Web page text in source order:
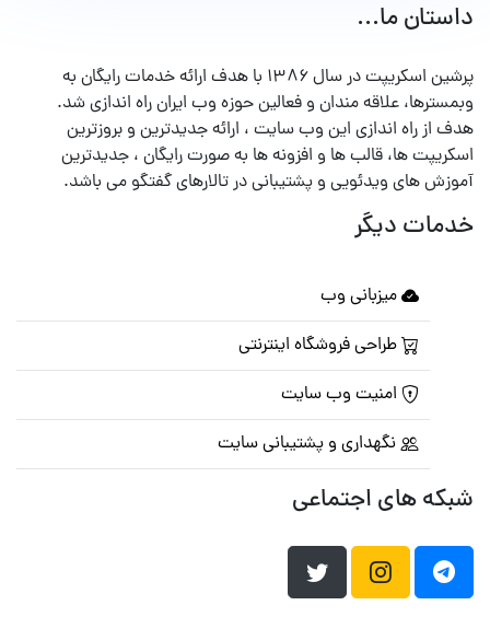
داستان ما...
پرشین اسکریپت در سال ۱۳۸۶ با هدف ارائه خدمات رایگان به
وبمسترها، علاقه مندان و فعالین حوزه وب ایران راه اندازی شد.
هدف از راه اندازی این وب سایت ، ارائه جدیدترین و بروزترین
اسکریپت ها، قالب ها و افزونه ها به صورت رایگان ، جدیدترین
آموزش های ویدئویی و پشتیبانی در تالارهای گفتگو می باشد.
خدمات دیگر
میزبانی وب
طراحی فروشگاه اینترنتی
امنیت وب سایت
نگهداری و پشتیبانی سایت
شبکه های اجتماعی